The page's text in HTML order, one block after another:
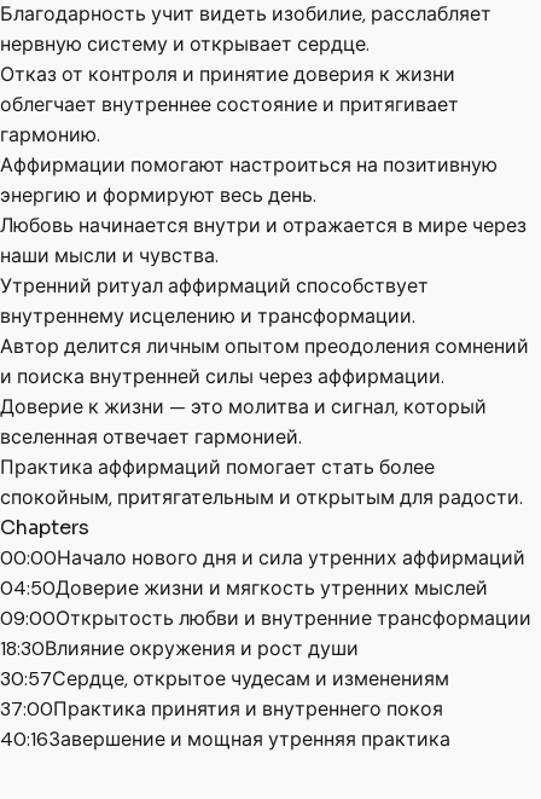
Благодарность учит видеть изобилие, расслабляет
нервную систему и открывает сердце.
Отказ от контроля и принятие доверия к жизни
облегчает внутреннее состояние и притягивает
гармонию.
Аффирмации помогают настроиться на позитивную
энергию и формируют весь день.
Любовь начинается внутри и отражается в мире через
наши мысли и чувства.
Утренний ритуал аффирмаций способствует
внутреннему исцелению и трансформации.
Автор делится личным опытом преодоления сомнений
и поиска внутренней силы через аффирмации.
Доверие к жизни — это молитва и сигнал, который
вселенная отвечает гармонией.
Практика аффирмаций помогает стать более
спокойным, притягательным и открытым для радости.
Chapters
00:00Начало нового дня и сила утренних аффирмаций
04:50Доверие жизни и мягкость утренних мыслей
09:00Открытость любви и внутренние трансформации
18:30Влияние окружения и рост души
30:57Сердце, открытое чудесам и изменениям
37:00Практика принятия и внутреннего покоя
40:16Завершение и мощная утренняя практика